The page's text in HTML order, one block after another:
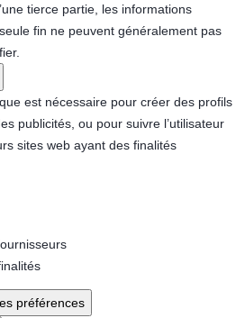
tierce partie, les informations
fin ne peuvent généralement pas
est nécessaire pour créer des profils
publicités, ou pour suivre l’utilisateur
sites web ayant des finalités
préférences